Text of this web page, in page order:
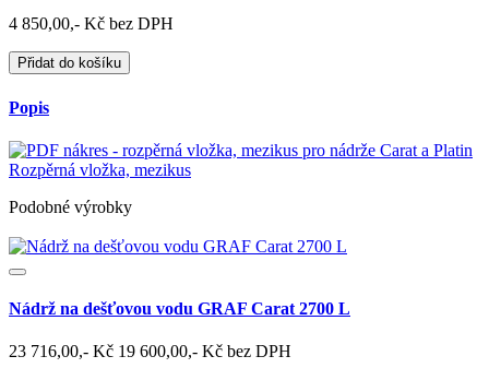
4 850,00,- Kč bez DPH
Přidat do košíku
Popis
Rozpěrná vložka, mezikus
Podobné výrobky
Nádrž na dešťovou vodu GRAF Carat 2700 L
23 716,00,- Kč 19 600,00,- Kč bez DPH